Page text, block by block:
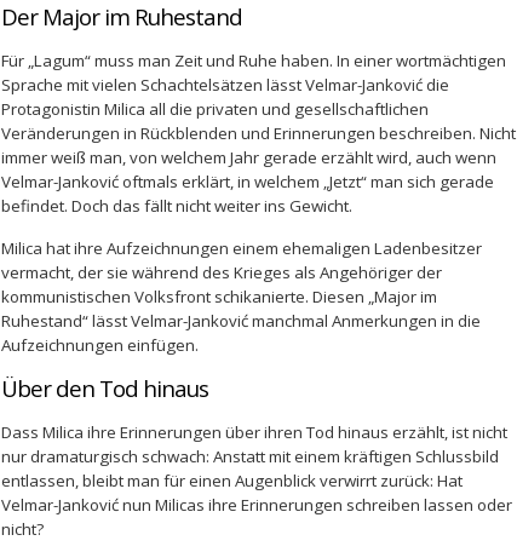
Der Major im Ruhestand
Für „Lagum“ muss man Zeit und Ruhe haben. In einer wortmächtigen
Sprache mit vielen Schachtelsätzen lässt Velmar-Janković die
Protagonistin Milica all die privaten und gesellschaftlichen
Veränderungen in Rückblenden und Erinnerungen beschreiben. Nicht
immer weiß man, von welchem Jahr gerade erzählt wird, auch wenn
Velmar-Janković oftmals erklärt, in welchem „Jetzt“ man sich gerade
befindet. Doch das fällt nicht weiter ins Gewicht.
Milica hat ihre Aufzeichnungen einem ehemaligen Ladenbesitzer
vermacht, der sie während des Krieges als Angehöriger der
kommunistischen Volksfront schikanierte. Diesen „Major im
Ruhestand“ lässt Velmar-Janković manchmal Anmerkungen in die
Aufzeichnungen einfügen.
Über den Tod hinaus
Dass Milica ihre Erinnerungen über ihren Tod hinaus erzählt, ist nicht
nur dramaturgisch schwach: Anstatt mit einem kräftigen Schlussbild
entlassen, bleibt man für einen Augenblick verwirrt zurück: Hat
Velmar-Janković nun Milicas ihre Erinnerungen schreiben lassen oder
nicht?